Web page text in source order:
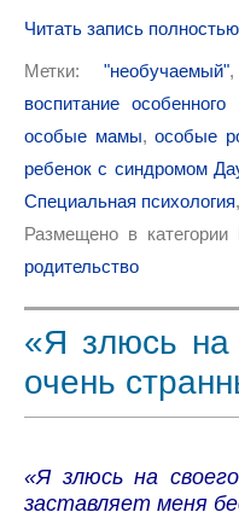
Читать запись
Метки: "необучаемый"
воспитание особенного
особые мамы, особые
ребенок с синдромом
Специальная психология,
Размещено в категории
родительство
«Я злюсь на
очень
«Я злюсь на
заставляет меня